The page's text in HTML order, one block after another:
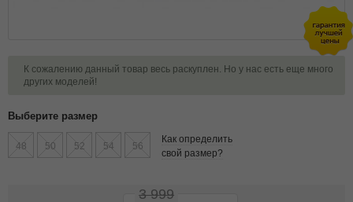
К сожалению данный товар весь раскуплен. Но у нас есть еще много
других моделей!
Выберите размер
48 50 52 54 56
Как определить
свой размер?
3 999